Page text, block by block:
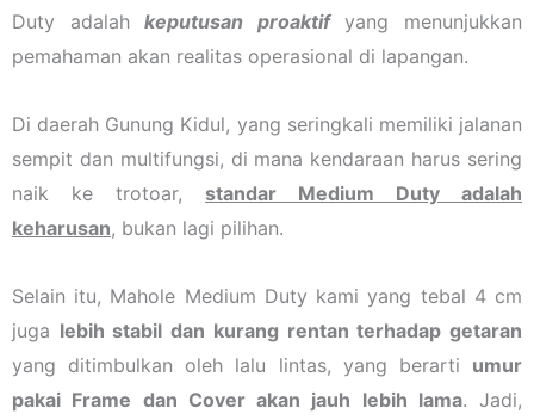
Duty adalahkeputusan proaktifyang menunjukkan
pemahaman akan realitas operasional di lapangan.
Di daerah Gunung Kidul, yang seringkali memiliki jalanan
sempit dan multifungsi, di mana kendaraan harus sering
naik ke trotoar, standar Medium Duty adalah
keharusan, bukan lagi pilihan.
Selain itu, Mahole Medium Duty kami yang tebal 4 cm
juga lebih stabil dan kurang rentan terhadap getaran
yang ditimbulkan oleh lalu lintas, yang berarti umur
pakai Frame dan Cover akan jauh lebih lama. Jadi,